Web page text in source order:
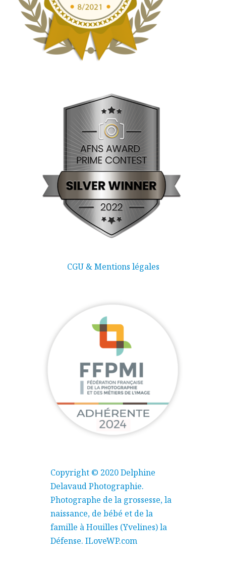
CGU & Mentions légales
Copyright © 2020 Delphine
Delavaud Photographie.
Photographe de la grossesse, la
naissance, de bébé et de la
famille à Houilles (Yvelines) la
Défense. ILoveWP.com